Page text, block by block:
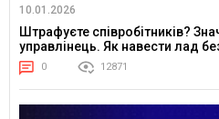
10.01.2026
Штрафуєте співробітників?
управлінець. Як навести лад
0 12871